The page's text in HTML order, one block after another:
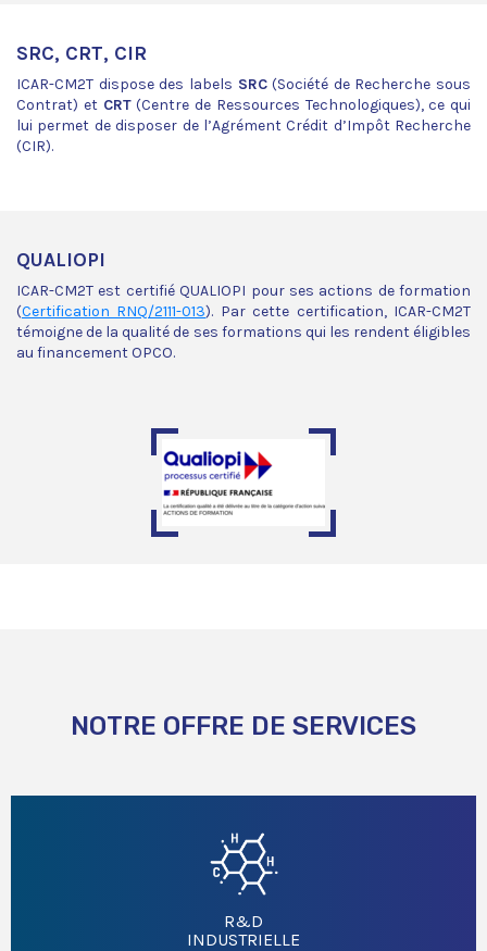
SRC, CRT, CIR
ICAR-CM2T dispose des labels SRC(Société de Recherche sous
Contrat) et CRT(Centre de Ressources Technologiques), ce qui
lui permet de disposer de l’Agrément Crédit d’Impôt Recherche
(CIR).
QUALIOPI
ICAR-CM2T est certifié QUALIOPI pour ses actions de formation
(Certification RNQ/2111-013). Par cette certification, ICAR-CM2T
témoigne de la qualité de ses formations qui les rendent éligibles
au financement OPCO.
NOTRE OFFRE DE SERVICES
R&D
INDUSTRIELLE